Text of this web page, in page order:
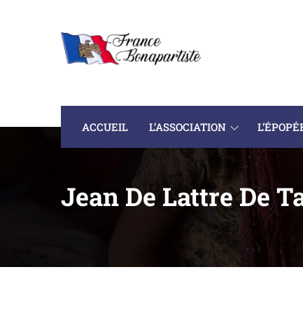
ACCUEIL L’ASSOCIATION
Jean De Lattre De